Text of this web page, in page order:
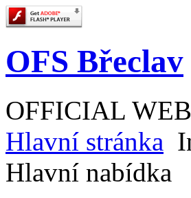
OFS Břeclav
OFFICIAL
Hlavní stránka
Hlavní nabídka